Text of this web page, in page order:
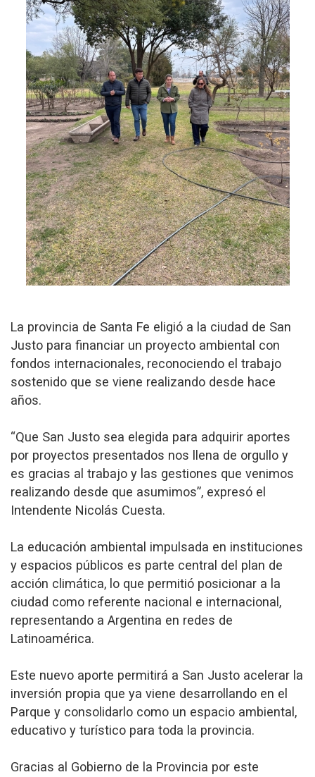
La provincia de Santa Fe eligió a la ciudad de San
Justo para financiar un proyecto ambiental con
fondos internacionales, reconociendo el trabajo
sostenido que se viene realizando desde hace
años.
“Que San Justo sea elegida para adquirir aportes
por proyectos presentados nos llena de orgullo y
es gracias al trabajo y las gestiones que venimos
realizando desde que asumimos”, expresó el
Intendente Nicolás Cuesta.
La educación ambiental impulsada en instituciones
y espacios públicos es parte central del plan de
acción climática, lo que permitió posicionar a la
ciudad como referente nacional e internacional,
representando a Argentina en redes de
Latinoamérica.
Este nuevo aporte permitirá a San Justo acelerar la
inversión propia que ya viene desarrollando en el
Parque y consolidarlo como un espacio ambiental,
educativo y turístico para toda la provincia.
Gracias al Gobierno de la Provincia por este